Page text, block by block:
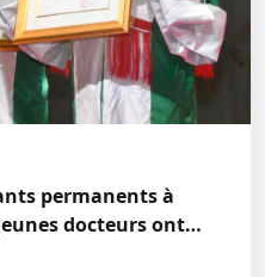
permanents à